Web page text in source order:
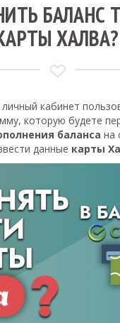
БАЛАНС
ХАЛВА?
кабинет
которую будете
баланса на
данные карты